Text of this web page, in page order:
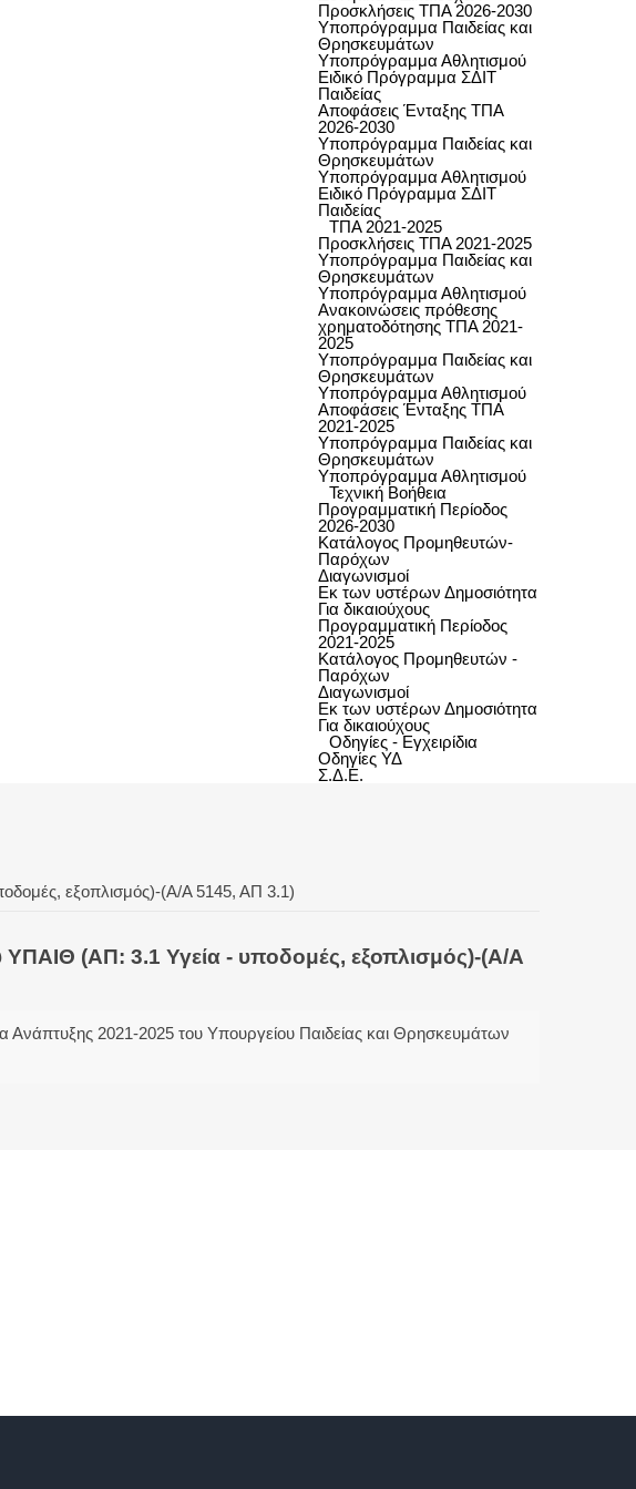
Προσκλήσεις ΤΠΑ 2026-2030
Υποπρόγραμμα Παιδείας και
Θρησκευμάτων
Υποπρόγραμμα Αθλητισμού
Ειδικό Πρόγραμμα ΣΔΙΤ
Παιδείας
Αποφάσεις Ένταξης ΤΠΑ
2026-2030
Υποπρόγραμμα Παιδείας και
Θρησκευμάτων
Υποπρόγραμμα Αθλητισμού
Ειδικό Πρόγραμμα ΣΔΙΤ
Παιδείας
ΤΠΑ 2021-2025
Προσκλήσεις ΤΠΑ 2021-2025
Υποπρόγραμμα Παιδείας και
Θρησκευμάτων
Υποπρόγραμμα Αθλητισμού
Ανακοινώσεις πρόθεσης
χρηματοδότησης ΤΠΑ 2021-
2025
Υποπρόγραμμα Παιδείας και
Θρησκευμάτων
Υποπρόγραμμα Αθλητισμού
Αποφάσεις Ένταξης ΤΠΑ
2021-2025
Υποπρόγραμμα Παιδείας και
Θρησκευμάτων
Υποπρόγραμμα Αθλητισμού
Τεχνική Βοήθεια
Προγραμματική Περίοδος
2026-2030
Κατάλογος Προμηθευτών-
Παρόχων
Διαγωνισμοί
Εκ των υστέρων Δημοσιότητα
Για δικαιούχους
Προγραμματική Περίοδος
2021-2025
Κατάλογος Προμηθευτών -
Παρόχων
Διαγωνισμοί
Εκ των υστέρων Δημοσιότητα
Για δικαιούχους
Οδηγίες - Εγχειρίδια
Οδηγίες ΥΔ
Σ.Δ.Ε.
εξοπλισμός)-(Α/Α 5145, ΑΠ 3.1)
(ΑΠ: 3.1 Υγεία - υποδομές, εξοπλισμός)-(Α/Α
2021-2025 του Υπουργείου Παιδείας και Θρησκευμάτων